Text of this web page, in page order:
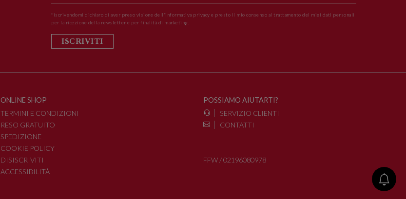
*iscrivendomi dichiaro di aver preso visione dell'informativa privacy e presto il mio consenso al trattamento dei miei dati personali
per la ricezione della newsletter e per finalità di marketing.
ISCRIVITI
ONLINE SHOP
TERMINI E CONDIZIONI
RESO GRATUITO
SPEDIZIONE
COOKIE POLICY
DISISCRIVITI
ACCESSIBILITÀ
POSSIAMO AIUTARTI?
SERVIZIO CLIENTI
CONTATTI
FFW / 02196080978